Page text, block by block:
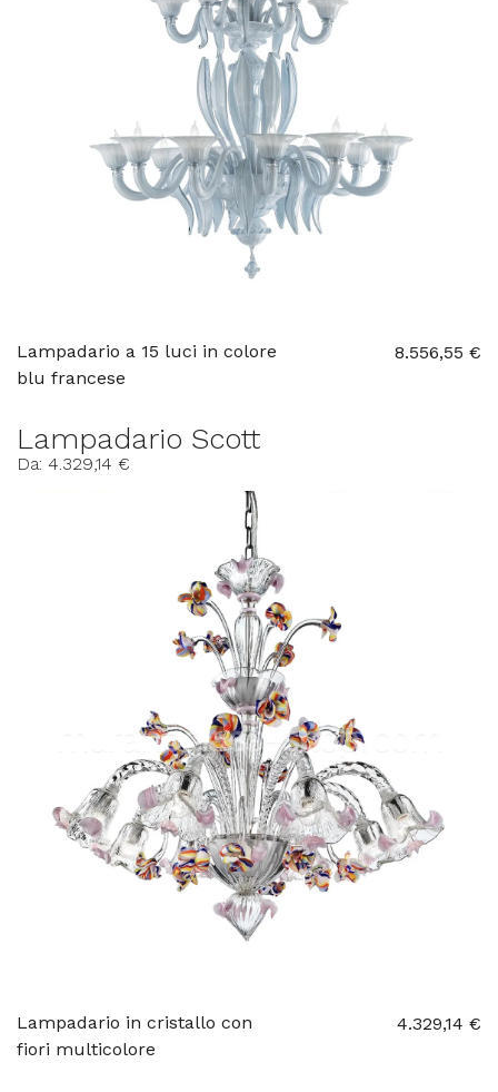
Lampadario a 15 luci in colore
blu francese
8.556,55 €
Lampadario Scott
Da: 4.329,14 €
Lampadario in cristallo con
fiori multicolore
4.329,14 €